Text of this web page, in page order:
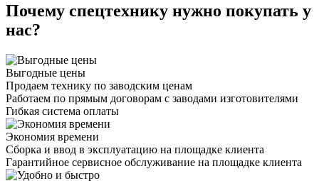
Почему спецтехнику нужно покупать у
нас?
Выгодные цены
Продаем технику по заводским ценам
Работаем по прямым договорам с заводами изготовителями
Гибкая система оплаты
Экономия времени
Сборка и ввод в эксплуатацию на площадке клиента
Гарантийное сервисное обслуживание на площадке клиента